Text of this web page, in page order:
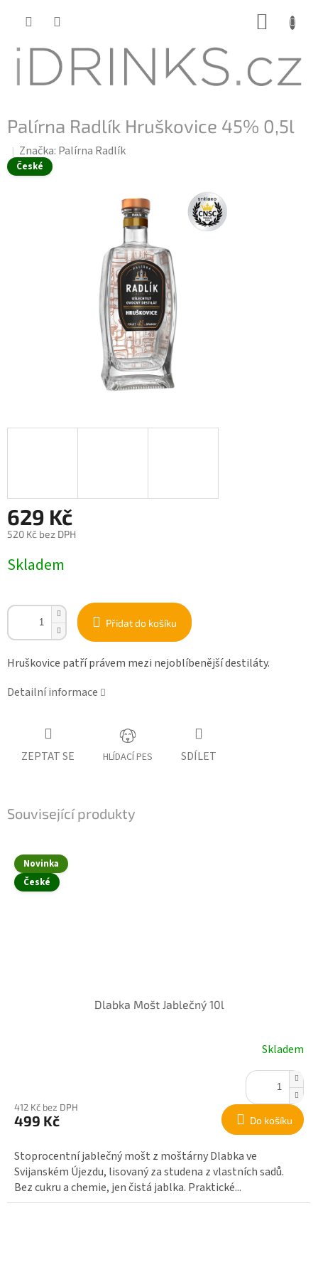
Palírna Radlík Hruškovice 45% 0,5l
České
Značka: Palírna Radlík
629 Kč
520 Kč bez DPH
cena:
Skladem
Přidat do košíku
Hruškovice patří právem mezi nejoblíbenější destiláty.
Detailní informace
ZEPTAT SE HLÍDACÍ PES SDÍLET
Související produkty
Novinka
České
Dlabka Mošt Jablečný 10l
Skladem
412 Kč bez DPH
499 Kč Do košíku
Stoprocentní jablečný mošt z moštárny Dlabka ve
Svijanském Újezdu, lisovaný za studena z vlastních sadů.
Bez cukru a chemie, jen čistá jablka. Praktické...